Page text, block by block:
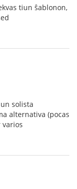
tiun ŝablonon,
solista
alternativa (pocas
varios